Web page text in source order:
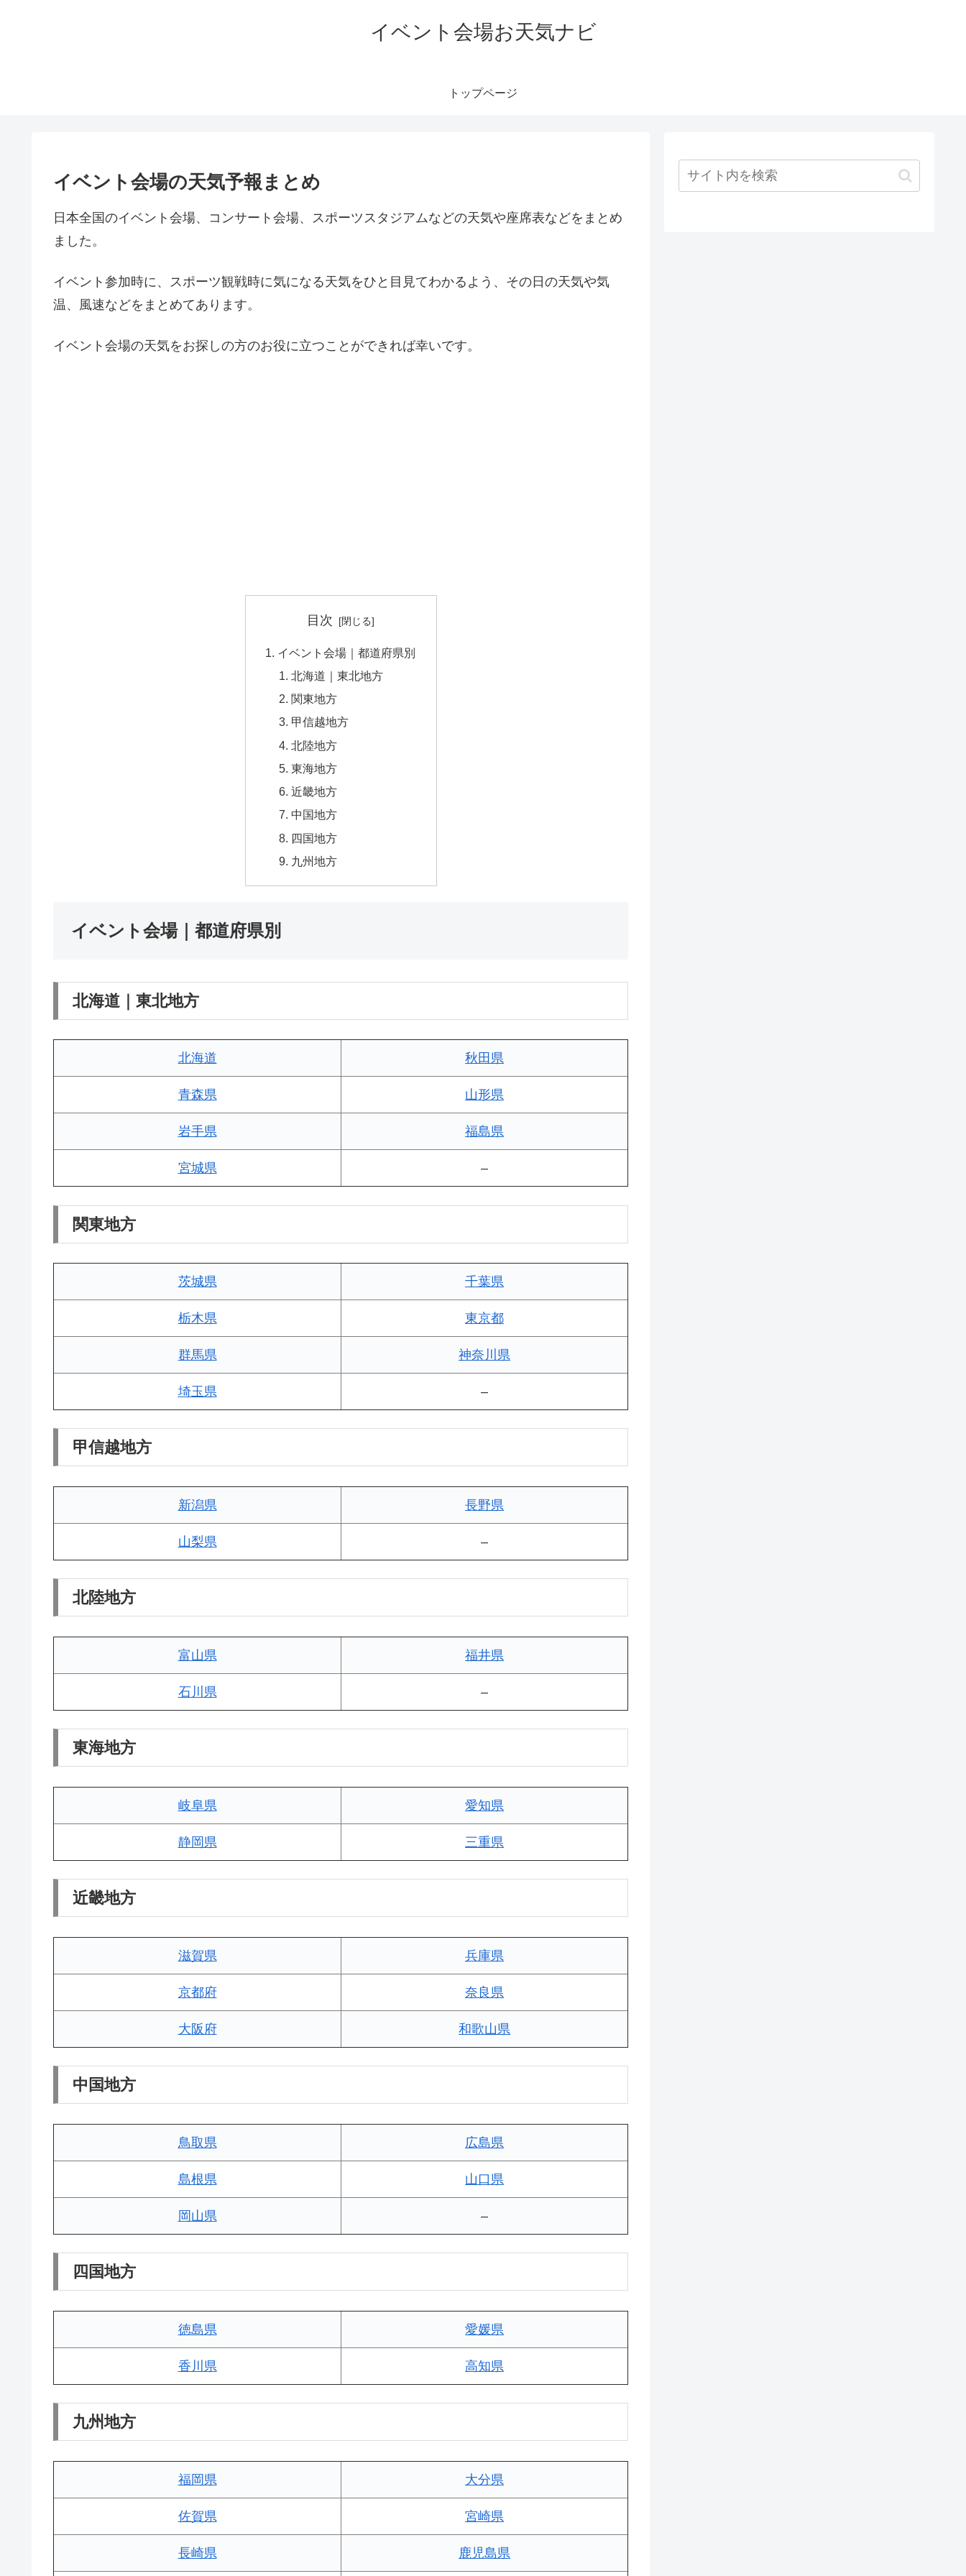
イベント会場お天気ナビ
トップページ
イベント会場の天気予報まとめ
日本全国のイベント会場、コンサート会場、スポーツスタジアムなどの天気や座席表などをまとめ
ました。
イベント参加時に、スポーツ観戦時に気になる天気をひと目見てわかるよう、その日の天気や気
温、風速などをまとめてあります。
イベント会場の天気をお探しの方のお役に立つことができれば幸いです。
目次
イベント会場｜都道府県別
北海道｜東北地方
関東地方
甲信越地方
北陸地方
東海地方
近畿地方
中国地方
四国地方
九州地方
イベント会場｜都道府県別
北海道｜東北地方
北海道 秋田県
青森県 山形県
岩手県 福島県
宮城県 –
関東地方
茨城県 千葉県
栃木県 東京都
群馬県 神奈川県
埼玉県 –
甲信越地方
新潟県 長野県
山梨県 –
北陸地方
富山県 福井県
石川県 –
東海地方
岐阜県 愛知県
静岡県 三重県
近畿地方
滋賀県 兵庫県
京都府 奈良県
大阪府 和歌山県
中国地方
鳥取県 広島県
島根県 山口県
岡山県 –
四国地方
徳島県 愛媛県
香川県 高知県
九州地方
福岡県 大分県
佐賀県 宮崎県
長崎県 鹿児島県